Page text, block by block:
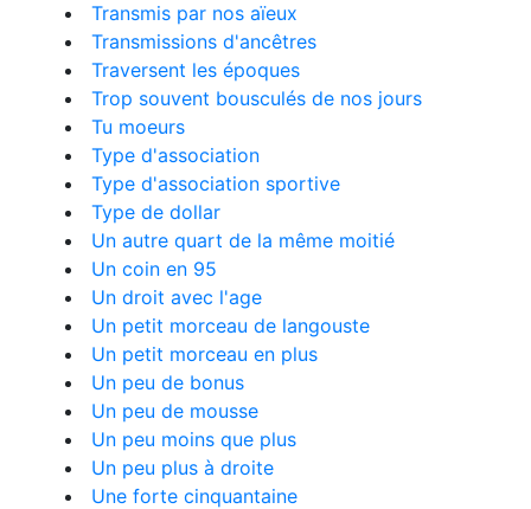
Transmis par nos aïeux
Transmissions d'ancêtres
Traversent les époques
Trop souvent bousculés de nos jours
Tu moeurs
Type d'association
Type d'association sportive
Type de dollar
Un autre quart de la même moitié
Un coin en 95
Un droit avec l'age
Un petit morceau de langouste
Un petit morceau en plus
Un peu de bonus
Un peu de mousse
Un peu moins que plus
Un peu plus à droite
Une forte cinquantaine